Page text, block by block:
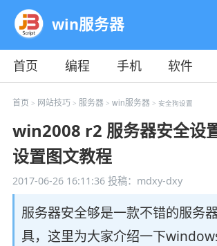
win服务器
首页 编程 手机 软件
教程
平面 服务器
首页 > 网站技巧 > 服务器> win服务器> 安全狗设置
win2008 r2 服务器安全设
设置图文教程
2017-06-26 16:11:36投稿：mdxy-dxy
服务器安全够是一款不错的服务
具，这里为大家介绍一下